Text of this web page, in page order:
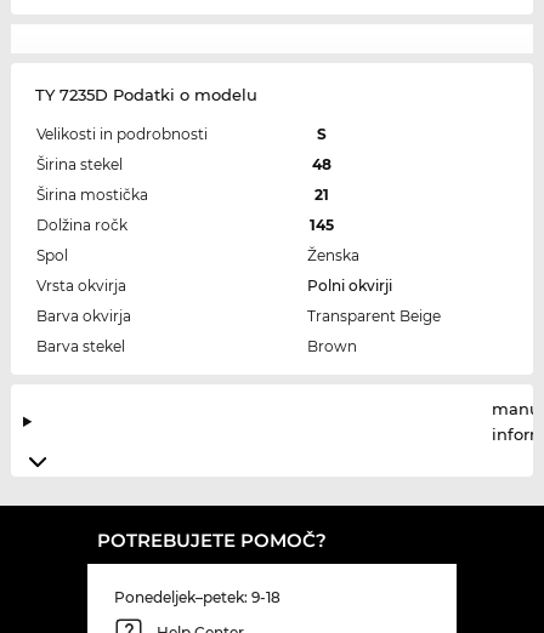
TY 7235D Podatki o modelu
Velikosti in podrobnosti
S
Širina stekel
48
Širina mostička
21
Dolžina ročk
145
Spol
Ženska
Vrsta okvirja
Polni okvirji
Barva okvirja
Transparent Beige
Barva stekel
Brown
POTREBUJETE POMOČ?
Ponedeljek–petek: 9-18